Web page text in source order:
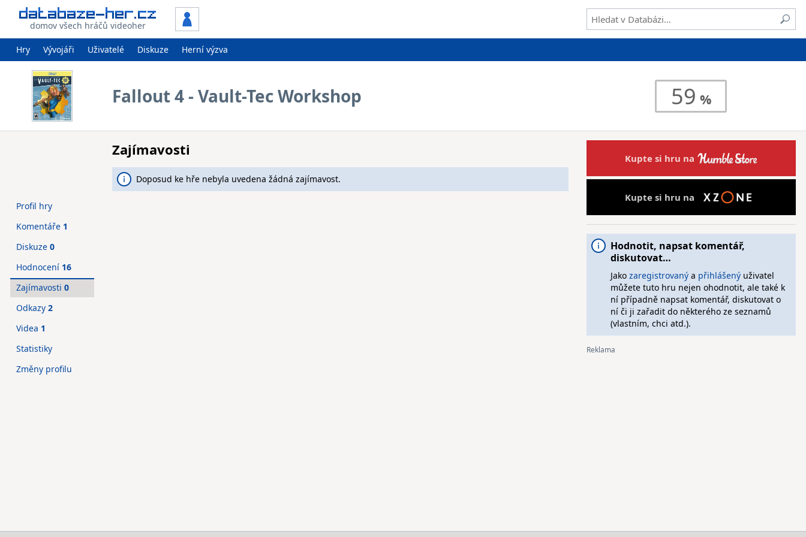
domov všech hráčů videoher
Hry Vývojáři Uživatelé Diskuze Herní výzva
Fallout 4 - Vault-Tec Workshop 59
Zajímavosti
Doposud ke hře nebyla uvedena žádná zajímavost.
Profil hry
Komentáře 1
Diskuze 0
Hodnocení 16
Zajímavosti 0
Odkazy 2
Videa 1
Statistiky
Změny profilu
Kupte si hru na
Kupte si hru na
Hodnotit, napsat komentář,
diskutovat…
Jako zaregistrovanýa přihlášenýuživatel
můžete tuto hru nejen ohodnotit, ale také k
ní případně napsat komentář, diskutovat o
ní či ji zařadit do některého ze seznamů
(vlastním, chci atd.).